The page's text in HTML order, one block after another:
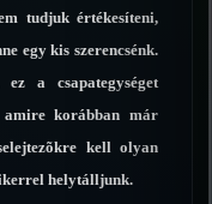
tudjuk értékesíteni,
egy kis szerencsénk.
a csapategységet
korábban már
kell olyan
helytálljunk.